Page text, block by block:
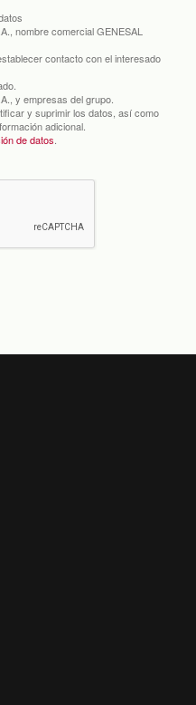
nombre comercial GENESAL
contacto con el interesado
y empresas del grupo.
y suprimir los datos, así como
adicional.
de datos